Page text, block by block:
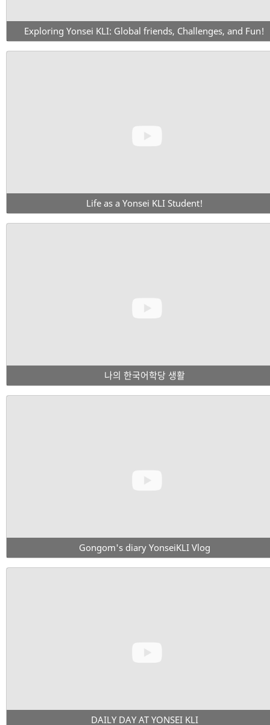
Exploring Yonsei KLI: Global friends, Challenges, and Fun!
Life as a Yonsei KLI Student!
나의 한국어학당 생활
Gongom's diary YonseiKLI Vlog
DAILY DAY AT YONSEI KLI